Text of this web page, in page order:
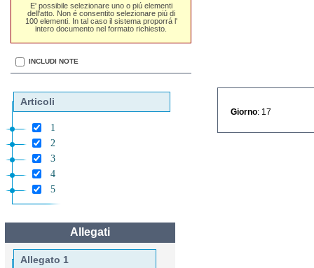
E' possibile selezionare uno o piú elementi
dell'atto. Non é consentito selezionare piú di
100 elementi. In tal caso il sistema proporrá l'
intero documento nel formato richiesto.
INCLUDI NOTE
Articoli
1
2
3
4
5
Allegati
Allegato 1
Giorno : 17